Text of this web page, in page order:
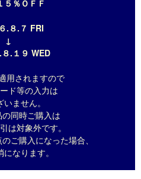
５％ＯＦＦ
.８.７ FRI
↓
８.１９ WED
用されますので
ド等の入力は
ません。
同時ご購入は
は対象外です。
ご購入になった場合、
なります。